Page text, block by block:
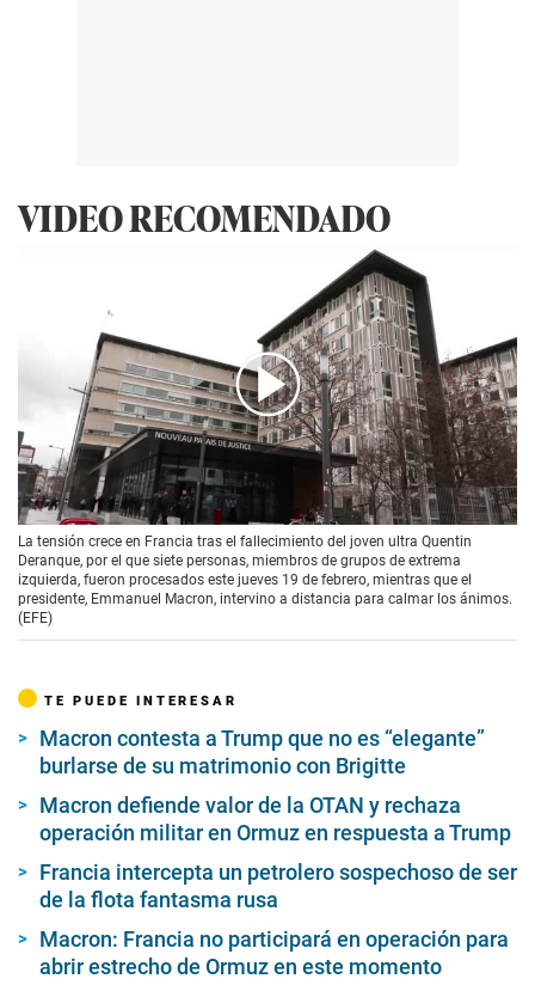
VIDEO RECOMENDADO
00:00/01:33
La tensión crece en Francia tras el fallecimiento del joven ultra Quentin
Deranque, por el que siete personas, miembros de grupos de extrema
izquierda, fueron procesados este jueves 19 de febrero, mientras que el
presidente, Emmanuel Macron, intervino a distancia para calmar los ánimos.
(EFE)
TE PUEDE INTERESAR
Macron contesta a Trump que no es “elegante”
burlarse de su matrimonio con Brigitte
Macron defiende valor de la OTAN y rechaza
operación militar en Ormuz en respuesta a Trump
Francia intercepta un petrolero sospechoso de ser
de la flota fantasma rusa
Macron: Francia no participará en operación para
abrir estrecho de Ormuz en este momento